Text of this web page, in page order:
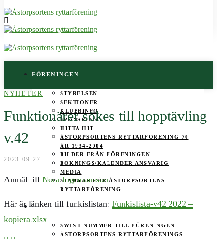
FÖRENINGEN
STYRELSEN
SEKTIONER
KLUBBINFO
SPONSRING
HITTA HIT
ÅSTORPSORTENS RYTTARFÖRENING 70
ÅR 1934-2004
BILDER FRÅN FÖRENINGEN
BOKNINGS/KALENDER ANSVARIG
MEDIA
STADGAR FÖR ÅSTORPSORTENS
RYTTARFÖRENING
MEDLEMSINFO
SWISH NUMMER TILL FÖRENINGEN
ÅSTORPSORTENS RYTTARFÖRENINGS
NYHETER
Funktionärer sökes till hopptävling
v.42
2023-09-27
Anmäl till Nora Ingemansson
Här är länken till funkislistan: Funkislista-v42 2022 –
kopiera.xlsx